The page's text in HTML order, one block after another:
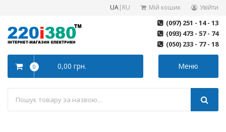
UA| RU Мій кошик Увійти
(097) 251 - 14 - 13
(093) 473 - 57 - 74
(050) 233 - 77 - 18
Меню
0 0,00 грн.